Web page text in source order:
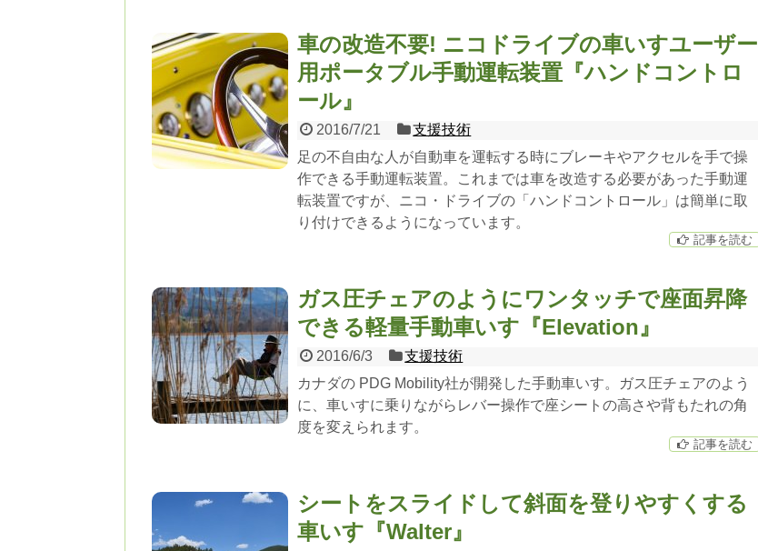
車の改造不要! ニコドライブの車いすユーザー
用ポータブル手動運転装置『ハンドコントロ
ール』
2016/7/21
支援技術
足の不自由な人が自動車を運転する時にブレーキやアクセルを手で操
作できる手動運転装置。これまでは車を改造する必要があった手動運
転装置ですが、ニコ・ドライブの「ハンドコントロール」は簡単に取
り付けできるようになっています。
記事を読む
ガス圧チェアのようにワンタッチで座面昇降
できる軽量手動車いす『Elevation』
2016/6/3
支援技術
カナダの PDG Mobility社が開発した手動車いす。ガス圧チェアのよう
に、車いすに乗りながらレバー操作で座シートの高さや背もたれの角
度を変えられます。
記事を読む
シートをスライドして斜面を登りやすくする
車いす『Walter』